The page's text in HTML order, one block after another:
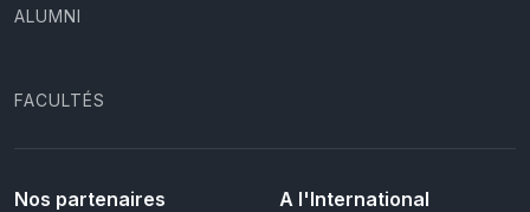
ALUMNI
FACULTÉS
Nos partenaires A l'International